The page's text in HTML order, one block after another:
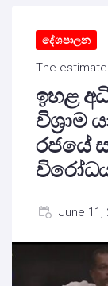
දේශපාලන
The
ඉහළ
විශ්‍රාම
රජයේ
June 11,